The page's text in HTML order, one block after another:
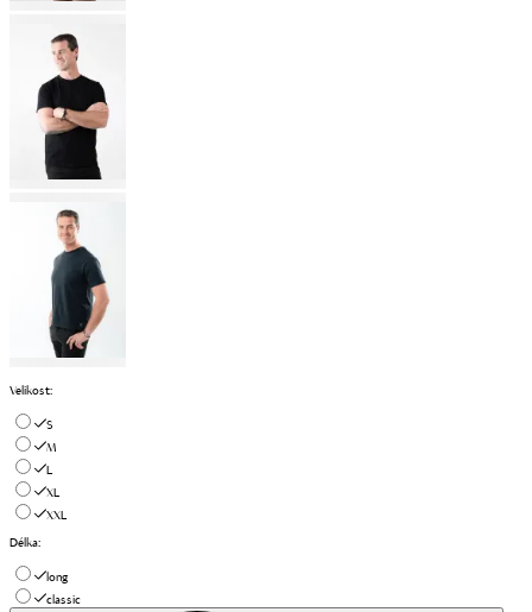
Velikost:
S
M
L
XL
XXL
Délka:
long
classic